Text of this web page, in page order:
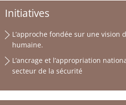
Initiatives
L’approche fondée sur une vision
humaine.
L’ancrage et l’appropriation
secteur de la sécurité